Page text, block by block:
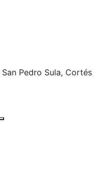
San Pedro Sula, Cortés